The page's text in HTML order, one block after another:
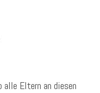
Eltern an diesen